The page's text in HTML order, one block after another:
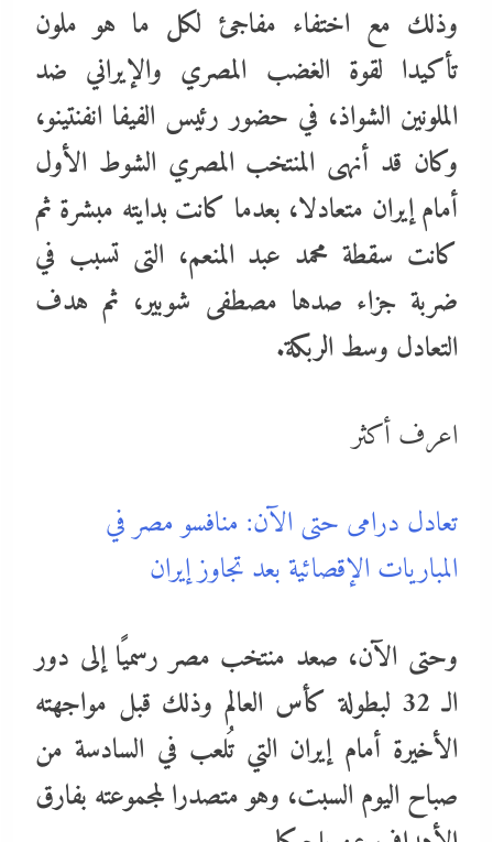
وذلك مع اختفاء مفاجئ لكل ما هو ملون
تأكيدا لقوة الغضب المصري والإيراني ضد
الملونين الشواذ، في حضور رئيس الفيفا انفنتينو،
وكان قد أنهى المنتخب المصري الشوط الأول
أمام إيران متعادلا، بعدما كانت بدايته مبشرة ثم
كانت سقطة محمد عبد المنعم، التى تسبب في
ضربة جزاء صدها مصطفى شوبير، ثم هدف
التعادل وسط الربكة.
اعرف أكثر
تعادل درامى حتى الآن: منافسو مصر في
المباريات الإقصائية بعد تجاوز إيران
وحتى الآن، صعد منتخب مصر رسميًا إلى دور
الـ 32 لبطولة كأس العالم وذلك قبل مواجهته
الأخيرة أمام إيران التي تُلعب في السادسة من
صباح اليوم السبت، وهو متصدرا لمجموعته بفارق